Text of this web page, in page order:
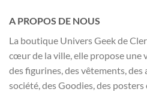
A PROPOS DE NOUS
La boutique Univers Geek de
cœur de la ville, elle propose une
des figurines, des vêtements, des
société, des Goodies, des